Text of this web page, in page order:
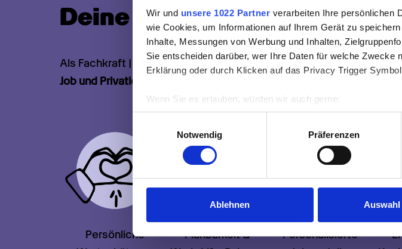
Wir und unsere 1022 Partner verarbeiten Ihre persönlichen
wie Cookies, um Informationen auf Ihrem Gerät zu
Inhalte, Messungen von Werbung und Inhalten,
Sie entscheiden darüber, wer Ihre Daten für welche
Erklärung oder durch Klicken auf das Privacy Trigger
Wenn Sie es erlauben, würden wir auch gerne:
Informationen über Ihre geografische Lage erfassen,
Ihr Gerät durch aktives Scannen nach bestimmten
Erfahren Sie mehr darüber, wie Ihre persönlichen Daten
Einzelheitenfest.
Wir verwenden Cookies, um Inhalte und Anzeigen zu
und die Zugriffe auf unsere Website zu analysieren.
Website an unsere Partner für soziale Medien, Werbung
der Dienste gesammelt haben.
Notwendig
Präferenzen
Ablehnen Auswahl
Deine Jobvorteile bei
Als Fachkraft | Assistenz im Bereich Pädagogik, Pflege oder
Job und Privatleben:
Persönliche
Planbarkeit &
Personalisierte